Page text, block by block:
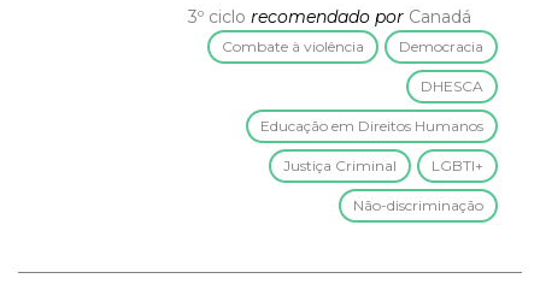
3º ciclo recomendado por Canadá
Combate à violência Democracia
DHESCA
Educação em Direitos Humanos
Justiça Criminal LGBTI+
Não-discriminação